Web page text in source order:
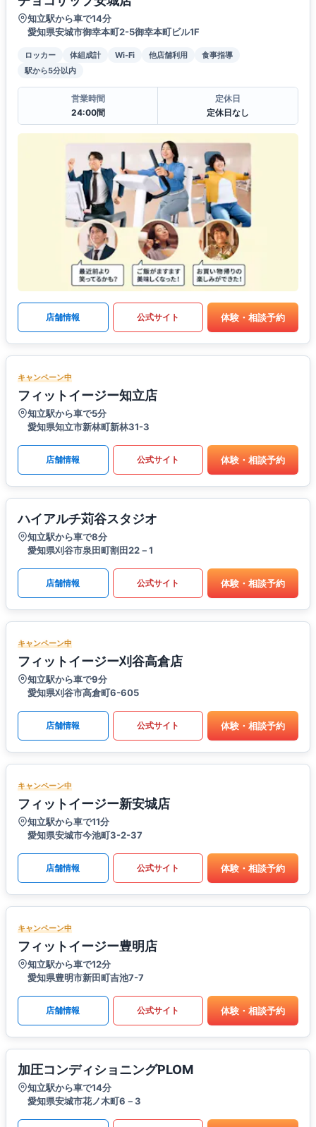
知立駅から車で14分
愛知県安城市御幸本町2-5御幸本町ビル1F
ロッカー 体組成計 Wi-Fi 他店舗利用
食事指導
駅から5分以内
営業時間
24:00間
定休日
定休日なし
店舗情報 公式サイト 体験・相談予約
キャンペーン中
フィットイージー知立店
知立駅から車で5分
愛知県知立市新林町新林31-3
店舗情報 公式サイト 体験・相談予約
ハイアルチ苅谷スタジオ
知立駅から車で8分
愛知県刈谷市泉田町割田22－1
店舗情報 公式サイト 体験・相談予約
キャンペーン中
フィットイージー刈谷高倉店
知立駅から車で9分
愛知県刈谷市高倉町6-605
店舗情報 公式サイト 体験・相談予約
キャンペーン中
フィットイージー新安城店
知立駅から車で11分
愛知県安城市今池町3-2-37
店舗情報 公式サイト 体験・相談予約
キャンペーン中
フィットイージー豊明店
知立駅から車で12分
愛知県豊明市新田町吉池7-7
店舗情報 公式サイト 体験・相談予約
加圧コンディショニングPLOM
知立駅から車で14分
愛知県安城市花ノ木町6－3